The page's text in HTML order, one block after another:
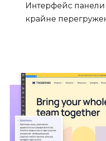
Интерфейс
крайне